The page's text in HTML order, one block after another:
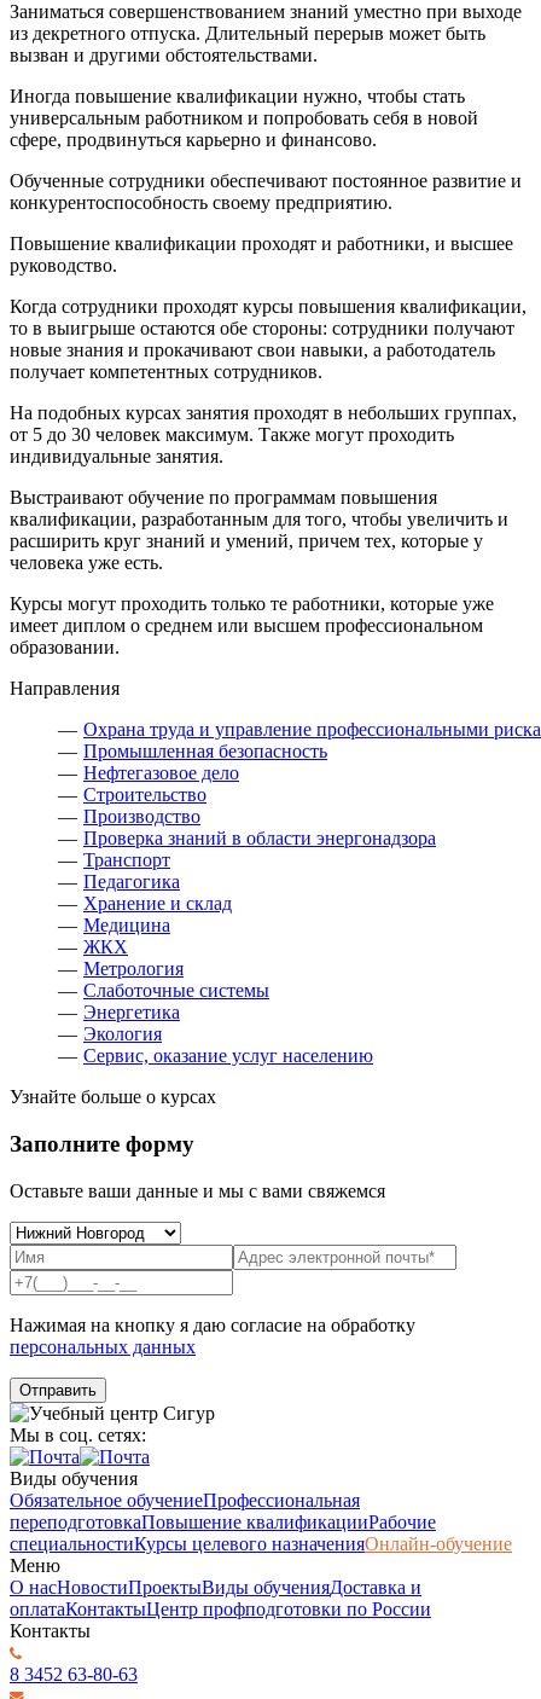
Заниматься совершенствованием знаний уместно при выходе
из декретного отпуска. Длительный перерыв может быть
вызван и другими обстоятельствами.
Иногда повышение квалификации нужно, чтобы стать
универсальным работником и попробовать себя в новой
сфере, продвинуться карьерно и финансово.
Обученные сотрудники обеспечивают постоянное развитие и
конкурентоспособность своему предприятию.
Повышение квалификации проходят и работники, и высшее
руководство.
Когда сотрудники проходят курсы повышения квалификации,
то в выигрыше остаются обе стороны: сотрудники получают
новые знания и прокачивают свои навыки, а работодатель
получает компетентных сотрудников.
На подобных курсах занятия проходят в небольших группах,
от 5 до 30 человек максимум. Также могут проходить
индивидуальные занятия.
Выстраивают обучение по программам повышения
квалификации, разработанным для того, чтобы увеличить и
расширить круг знаний и умений, причем тех, которые у
человека уже есть.
Курсы могут проходить только те работники, которые уже
имеет диплом о среднем или высшем профессиональном
образовании.
Направления
Охрана труда и управление профессиональными
Промышленная безопасность
Нефтегазовое дело
Строительство
Производство
Проверка знаний в области энергонадзора
Транспорт
Педагогика
Хранение и склад
Медицина
ЖКХ
Метрология
Слаботочные системы
Энергетика
Экология
Сервис, оказание услуг населению
Узнайте больше о курсах
Заполните форму
Оставьте ваши данные и мы с вами свяжемся
Нажимая на кнопку я даю согласие на обработку
персональных данных
Мы в соц. сетях:
Виды обучения
Обязательное обучениеПрофессиональная
переподготовкаПовышение квалификацииРабочие
специальностиКурсы целевого назначенияОнлайн-обучение
Меню
О насНовостиПроектыВиды обученияДоставка и
оплатаКонтактыЦентр профподготовки по России
Контакты
8 3452 63-80-63